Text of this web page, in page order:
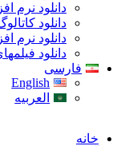
دانلود نرم
دانلود
دانلود نرم
دانلود
فارسی
English
العربیه
خانه